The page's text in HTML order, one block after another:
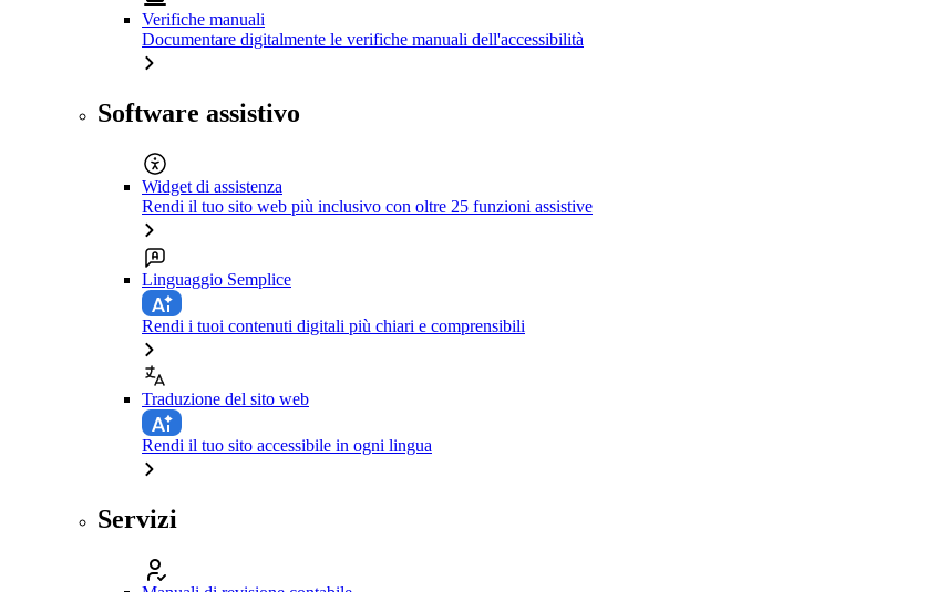
Verifiche manuali
Documentare digitalmente le verifiche manuali dell'accessibilità
Software assistivo
Widget di assistenza
Rendi il tuo sito web più inclusivo con oltre 25 funzioni assistive
Linguaggio Semplice
Rendi i tuoi contenuti digitali più chiari e comprensibili
Traduzione del sito web
Rendi il tuo sito accessibile in ogni lingua
Servizi